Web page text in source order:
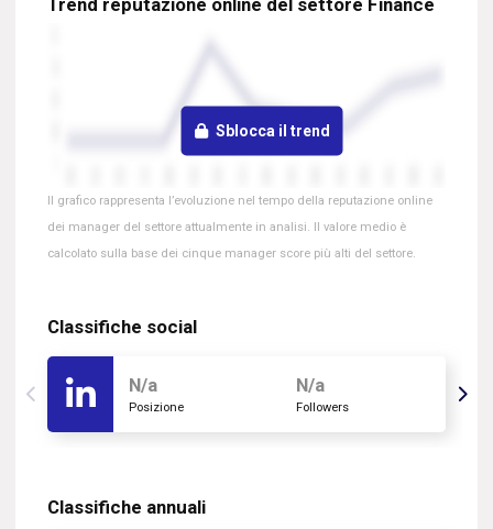
Trend reputazione online del settore Finance
Sblocca il trend
Il grafico rappresenta l’evoluzione nel tempo della reputazione online
dei manager del settore attualmente in analisi. Il valore medio è
calcolato sulla base dei cinque manager score più alti del settore.
Classifiche social
N/a
Posizione
N/a
Followers
Classifiche annuali